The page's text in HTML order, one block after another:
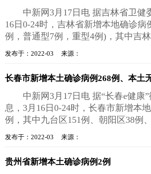
中新网3月17日电 据吉林省卫健
16日0-24时，吉林省新增本地确诊病
例，普通型7例，重型4例)，其中吉
发布于：2022-03 来源：
长春市新增本土确诊病例268例、本土
中新网3月17日电 据“长春e健康”
息，3月16日0-24时，长春市新增本
例，其中九台区151例、朝阳区38例
发布于：2022-03 来源：
贵州省新增本土确诊病例2例